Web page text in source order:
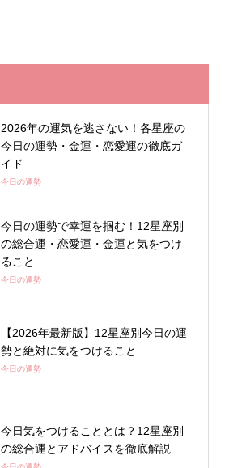
2026年の運気を逃さない！各星座の
今日の運勢・金運・恋愛運の徹底ガ
イド
今日の運勢
今日の運勢で幸運を掴む！12星座別
の総合運・恋愛運・金運と気をつけ
ること
今日の運勢
【2026年最新版】12星座別今日の運
勢と絶対に気をつけること
今日の運勢
今日気をつけることとは？12星座別
の総合運とアドバイスを徹底解説